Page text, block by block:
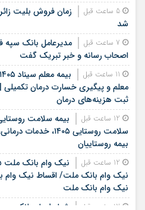
زمان فروش بلیت
شد
مدیرعامل بانک سپه
اصحاب رسانه و خبر تبریک گفت
معلم و پیگیری خسارت درمان
ثبت هزینه‌های درمان
بیمه سلامت
سلامت روستایی
بیمه روستاییان
نیک وام بانک ملت/ اقساط نیک وام
نیک وام بانک ملت